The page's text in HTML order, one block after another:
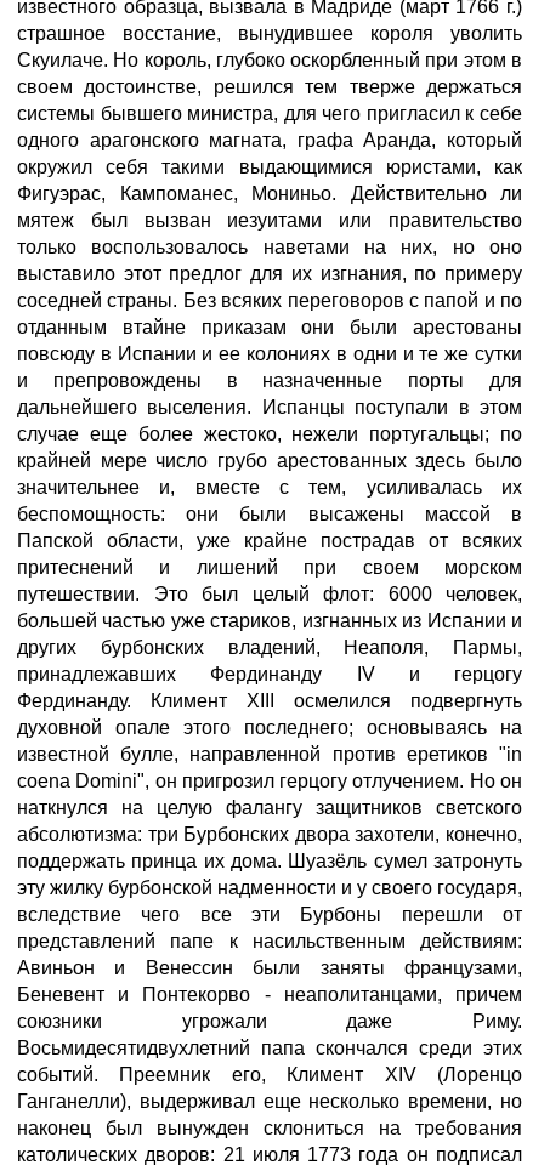
известного образца, вызвала в Мадриде (март 1766 г.)
страшное восстание, вынудившее короля уволить
Скуилаче. Но король, глубоко оскорбленный при этом в
своем достоинстве, решился тем тверже держаться
системы бывшего министра, для чего пригласил к себе
одного арагонского магната, графа Аранда, который
окружил себя такими выдающимися юристами, как
Фигуэрас, Кампоманес, Мониньо. Действительно ли
мятеж был вызван иезуитами или правительство
только воспользовалось наветами на них, но оно
выставило этот предлог для их изгнания, по примеру
соседней страны. Без всяких переговоров с папой и по
отданным втайне приказам они были арестованы
повсюду в Испании и ее колониях в одни и те же сутки
и препровождены в назначенные порты для
дальнейшего выселения. Испанцы поступали в этом
случае еще более жестоко, нежели португальцы; по
крайней мере число грубо арестованных здесь было
значительнее и, вместе с тем, усиливалась их
беспомощность: они были высажены массой в
Папской области, уже крайне пострадав от всяких
притеснений и лишений при своем морском
путешествии. Это был целый флот: 6000 человек,
большей частью уже стариков, изгнанных из Испании и
других бурбонских владений, Неаполя, Пармы,
принадлежавших Фердинанду IV и герцогу
Фердинанду. Климент XIII осмелился подвергнуть
духовной опале этого последнего; основываясь на
известной булле, направленной против еретиков "in
coena Domini", он пригрозил герцогу отлучением. Но он
наткнулся на целую фалангу защитников светского
абсолютизма: три Бурбонских двора захотели, конечно,
поддержать принца их дома. Шуазёль сумел затронуть
эту жилку бурбонской надменности и у своего государя,
вследствие чего все эти Бурбоны перешли от
представлений папе к насильственным действиям:
Авиньон и Венессин были заняты французами,
Беневент и Понтекорво - неаполитанцами, причем
союзники угрожали даже Риму.
Восьмидесятидвухлетний папа скончался среди этих
событий. Преемник его, Климент XIV (Лоренцо
Ганганелли), выдерживал еще несколько времени, но
наконец был вынужден склониться на требования
католических дворов: 21 июля 1773 года он подписал